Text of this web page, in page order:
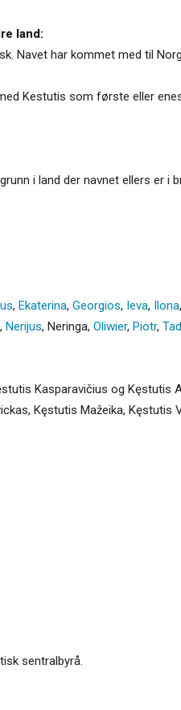
land:
Navet har kommet med til
Kestutis som første eller
i land der navnet ellers er i
, Ekaterina, Georgios, Ieva, Ilona,
, Nerijus, Neringa, Oliwier, Piotr,
Kasparavičius og
Kęstutis Mažeika,
sentralbyrå.